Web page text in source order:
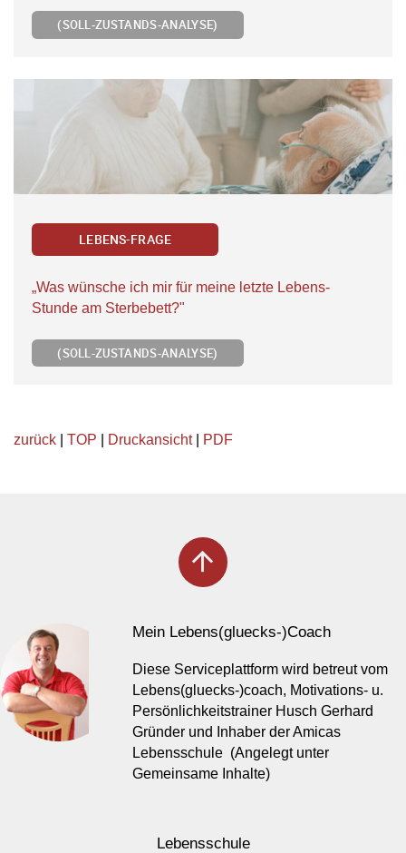
(SOLL-ZUSTANDS-ANALYSE)
LEBENS-FRAGE
„Was wünsche ich mir für meine letzte Lebens-
Stunde am Sterbebett?"
(SOLL-ZUSTANDS-ANALYSE)
zurück TOP Druckansicht| PDF
arrow_upward
Mein Lebens(gluecks-)Coach
Diese Serviceplattform wird betreut vom
Lebens(gluecks-)coach, Motivations- u.
Persönlichkeitstrainer Husch Gerhard
Gründer und Inhaber der Amicas
Lebensschule (Angelegt unter
Gemeinsame Inhalte)
Lebensschule